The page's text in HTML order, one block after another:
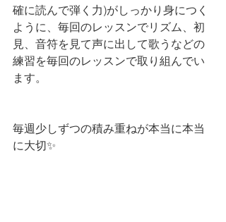
確に読んで弾く力)がしっかり身につく
ように、毎回のレッスンでリズム、初
見、音符を見て声に出して歌うなどの
練習を毎回のレッスンで取り組んでい
ます。
毎週少しずつの積み重ねが本当に本当
に大切✨